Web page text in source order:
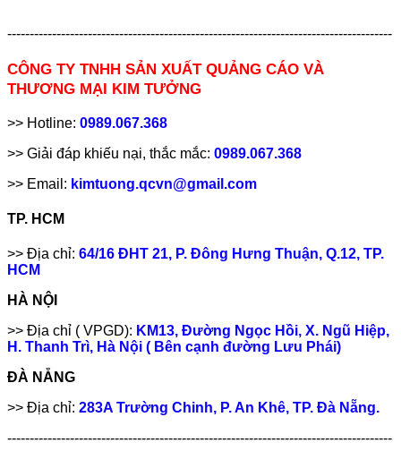
--------------------------------------------------------------------------------------
CÔNG TY TNHH SẢN XUẤT QUẢNG CÁO VÀ
THƯƠNG MẠI KIM TƯỞNG
>> Hotline: 0989.067.368
>> Giải đáp khiếu nại, thắc mắc: 0989.067.368
>> Email: kimtuong.qcvn@gmail.com
TP. HCM
>> Địa chỉ: 64/16 ĐHT 21, P. Đông Hưng Thuận, Q.12, TP.
HCM
HÀ NỘI
>> Địa chỉ ( VPGD): KM13, Đường Ngọc Hồi, X. Ngũ Hiệp,
H. Thanh Trì, Hà Nội ( Bên cạnh đường Lưu Phái)
ĐÀ NẴNG
>> Địa chỉ: 283A Trường Chinh, P. An Khê, TP. Đà Nẵng.
--------------------------------------------------------------------------------------